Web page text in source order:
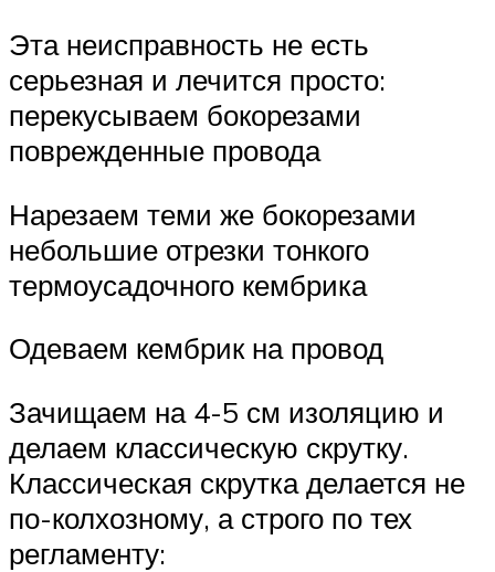
Эта неисправность не есть
серьезная и лечится просто:
перекусываем бокорезами
поврежденные провода
Нарезаем теми же бокорезами
небольшие отрезки тонкого
термоусадочного кембрика
Одеваем кембрик на провод
Зачищаем на 4-5 см изоляцию и
делаем классическую скрутку.
Классическая скрутка делается не
по-колхозному, а строго по тех
регламенту: